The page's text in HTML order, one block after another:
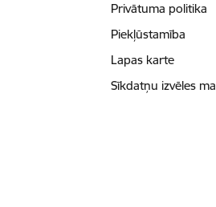
Privātuma politika
Piekļūstamība
Lapas karte
Sīkdatņu izvēles